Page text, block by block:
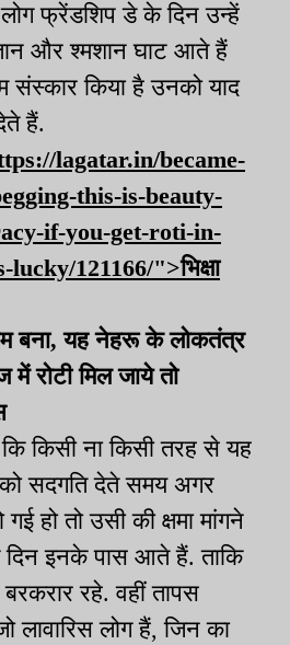
फ्रेंडशिप डे के दिन उन्हें
और श्मशान घाट आते हैं
संस्कार किया है उनको याद
हैं.
lagatar.in/became-
this-is-beauty-
if-you-get-roti-in-
121166/">भिक्षा
बना, यह नेहरू के लोकतंत्र
में रोटी मिल जाये तो
किसी ना किसी तरह से यह
सदगति देते समय अगर
हो तो उसी की क्षमा मांगने
इनके पास आते हैं. ताकि
रहे. वहीं तापस
लावारिस लोग हैं, जिन का